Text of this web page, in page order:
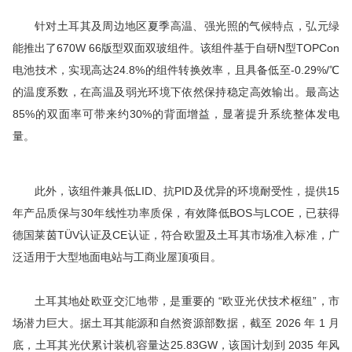
针对土耳其及周边地区夏季高温、强光照的气候特点，弘元绿
能推出了670W 66版型双面双玻组件。该组件基于自研N型TOPCon
电池技术，实现高达24.8%的组件转换效率，且具备低至-0.29%/℃
的温度系数，在高温及弱光环境下依然保持稳定高效输出。最高达
85%的双面率可带来约30%的背面增益，显著提升系统整体发电
量。
此外，该组件兼具低LID、抗PID及优异的环境耐受性，提供15
年产品质保与30年线性功率质保，有效降低BOS与LCOE，已获得
德国莱茵TÜV认证及CE认证，符合欧盟及土耳其市场准入标准，广
泛适用于大型地面电站与工商业屋顶项目。
土耳其地处欧亚交汇地带，是重要的 “欧亚光伏技术枢纽”，市
场潜力巨大。据土耳其能源和自然资源部数据，截至 2026 年 1 月
底，土耳其光伏累计装机容量达25.83GW，该国计划到 2035 年风